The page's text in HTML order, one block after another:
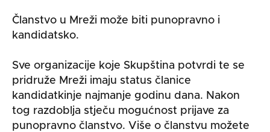
Članstvo u Mreži može biti punopravno i
kandidatsko.
Sve organizacije koje Skupština potvrdi te se
pridruže Mreži imaju status članice
kandidatkinje najmanje godinu dana. Nakon
tog razdoblja stječu mogućnost prijave za
punopravno članstvo. Više o članstvu možete